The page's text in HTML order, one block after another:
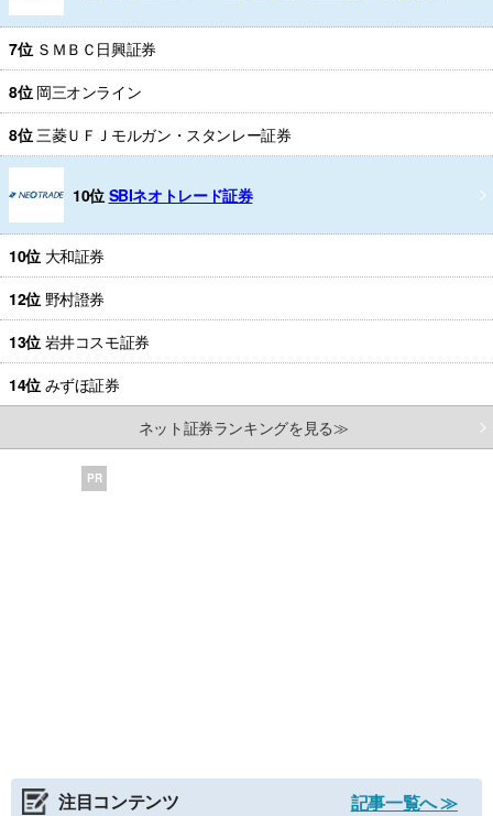
7位 ＳＭＢＣ日興証券
8位 岡三オンライン
8位 三菱ＵＦＪモルガン・スタンレー証券
10位 SBIネオトレード証券
10位 大和証券
12位 野村證券
13位 岩井コスモ証券
14位 みずほ証券
ネット証券ランキングを見る≫
PR
注目コンテンツ
記事一覧へ ≫